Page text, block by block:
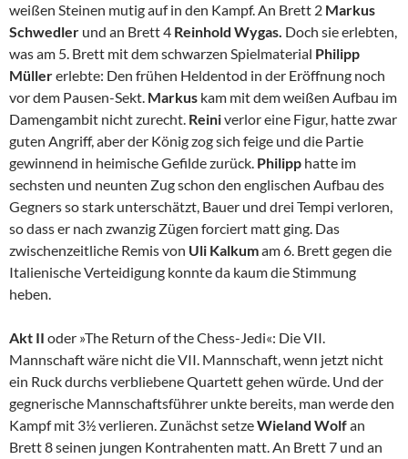
weißen Steinen mutig auf in den Kampf. An Brett 2 Markus
Schwedler und an Brett 4 Reinhold Wygas. Doch sie erlebten,
was am 5. Brett mit dem schwarzen Spielmaterial Philipp
Müllererlebte: Den frühen Heldentod in der Eröffnung noch
vor dem Pausen-Sekt. Markus kam mit dem weißen Aufbau im
Damengambit nicht zurecht. Reiniverlor eine Figur, hatte zwar
guten Angriff, aber der König zog sich feige und die Partie
gewinnend in heimische Gefilde zurück. Philipp hatte im
sechsten und neunten Zug schon den englischen Aufbau des
Gegners so stark unterschätzt, Bauer und drei Tempi verloren,
so dass er nach zwanzig Zügen forciert matt ging. Das
zwischenzeitliche Remis von Uli Kalkumam 6. Brett gegen die
Italienische Verteidigung konnte da kaum die Stimmung
heben.
Akt II oder »The Return of the Chess-Jedi«: Die VII.
Mannschaft wäre nicht die VII. Mannschaft, wenn jetzt nicht
ein Ruck durchs verbliebene Quartett gehen würde. Und der
gegnerische Mannschaftsführer unkte bereits, man werde den
Kampf mit 3½ verlieren. Zunächst setzeWieland Wolfan
Brett 8 seinen jungen Kontrahenten matt. An Brett 7 und an